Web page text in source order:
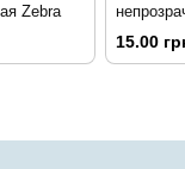
Zebra
15.00